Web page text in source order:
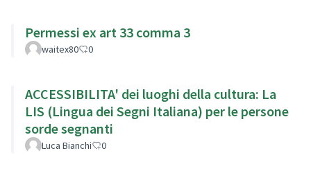
Permessi ex art 33 comma 3
waitex80 0
ACCESSIBILITA' dei luoghi della cultura: La
LIS (Lingua dei Segni Italiana) per le persone
sorde segnanti
Luca Bianchi 0